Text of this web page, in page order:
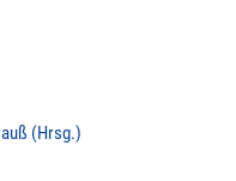
(Hrsg.)